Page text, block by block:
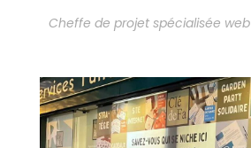
Cheffe de projet spécialisée web